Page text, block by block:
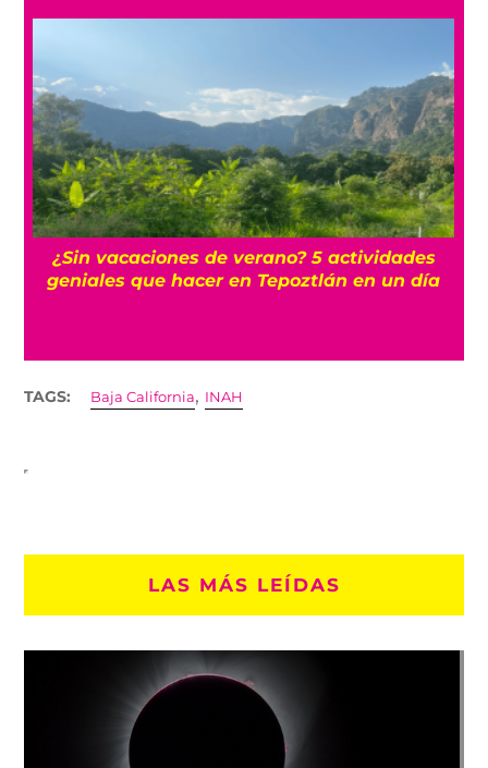
¿Sin vacaciones de verano? 5 actividades
geniales que hacer en Tepoztlán en un día
TAGS: Baja California, INAH
LAS MÁS LEÍDAS